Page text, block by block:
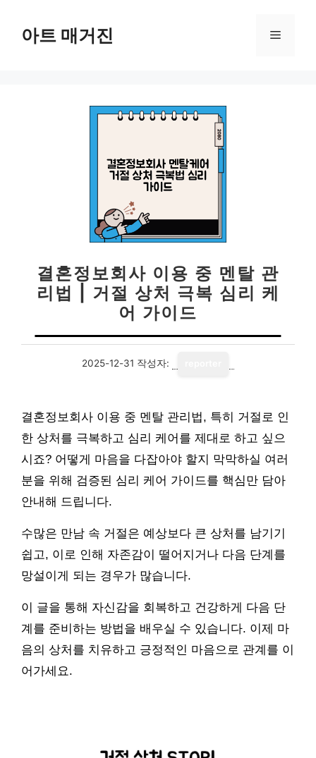
아트 매거진 메
결혼정보회사 이용 중 멘탈 관
리법 | 거절 상처 극복 심리 케
어 가이드
2025-12-31 작성자:
결혼정보회사 이용 중 멘탈 관리법, 특히 거절로 인
한 상처를 극복하고 심리 케어를 제대로 하고 싶으
시죠? 어떻게 마음을 다잡아야 할지 막막하실 여러
분을 위해 검증된 심리 케어 가이드를 핵심만 담아
안내해 드립니다.
수많은 만남 속 거절은 예상보다 큰 상처를 남기기
쉽고, 이로 인해 자존감이 떨어지거나 다음 단계를
망설이게 되는 경우가 많습니다.
이 글을 통해 자신감을 회복하고 건강하게 다음 단
계를 준비하는 방법을 배우실 수 있습니다. 이제 마
음의 상처를 치유하고 긍정적인 마음으로 관계를 이
어가세요.